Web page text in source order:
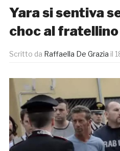
Yara si sentiva
choc al fratellino
Scritto da Raffaella De Grazia il